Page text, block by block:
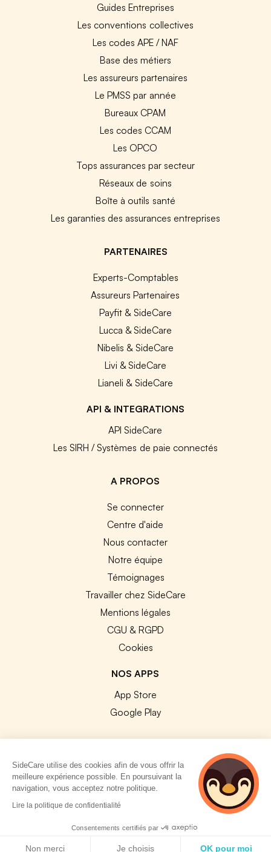
Guides Entreprises
Les conventions collectives
Les codes APE / NAF
Base des métiers
Les assureurs partenaires
Le PMSS par année
Bureaux CPAM
Les codes CCAM
Les OPCO
Tops assurances par secteur
Réseaux de soins
Boîte à outils santé
Les garanties des assurances entreprises
PARTENAIRES
Experts-Comptables
Assureurs Partenaires
Payfit & SideCare
Lucca & SideCare
Nibelis & SideCare
Livi & SideCare
Lianeli & SideCare
API & INTEGRATIONS
API SideCare
Les SIRH / Systèmes de paie connectés
A PROPOS
Se connecter
Centre d'aide
Nous contacter
Notre équipe
Témoignages
Travailler chez SideCare
Mentions légales
CGU & RGPD
Cookies
NOS APPS
App Store
Google Play
© 2026 SideCare. Tous droits réservés.
SideCare utilise des cookies afin de vous offrir la
meilleure expérience possible. En poursuivant la
navigation, vous acceptez notre politique.
Lire la politique de confidentialité
Consentements certifiés par
Non merci Je choisis OK pour moi
5 personnes
consultent
actuellement cette